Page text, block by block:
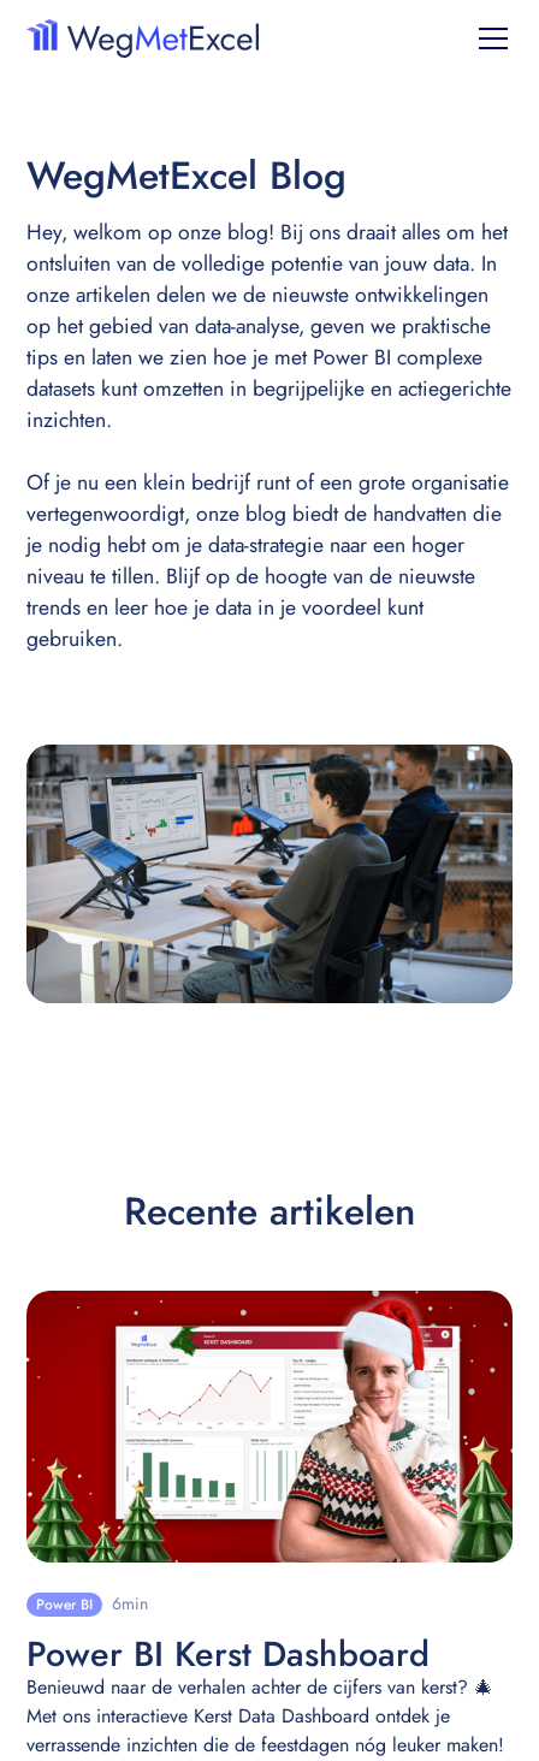
WegMetExcel Blog
Hey, welkom op onze blog! Bij ons draait alles om het
ontsluiten van de volledige potentie van jouw data. In
onze artikelen delen we de nieuwste ontwikkelingen
op het gebied van data-analyse, geven we praktische
tips en laten we zien hoe je met Power BI complexe
datasets kunt omzetten in begrijpelijke en actiegerichte
inzichten.
Of je nu een klein bedrijf runt of een grote organisatie
vertegenwoordigt, onze blog biedt de handvatten die
je nodig hebt om je data-strategie naar een hoger
niveau te tillen. Blijf op de hoogte van de nieuwste
trends en leer hoe je data in je voordeel kunt
gebruiken.
Recente artikelen
Power BI 6min
Power BI Kerst Dashboard
Benieuwd naar de verhalen achter de cijfers van kerst? 🎄
Met ons interactieve Kerst Data Dashboard ontdek je
verrassende inzichten die de feestdagen nóg leuker maken!